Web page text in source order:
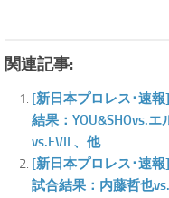
関連記事:
[新日本プロレス･速
結果：YOU&SHOvs.
vs.EVIL、他
[新日本プロレス･速報
試合結果：内藤哲也